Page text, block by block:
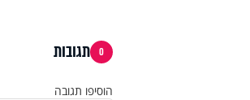
0 תגובות
הוסיפו תגובה